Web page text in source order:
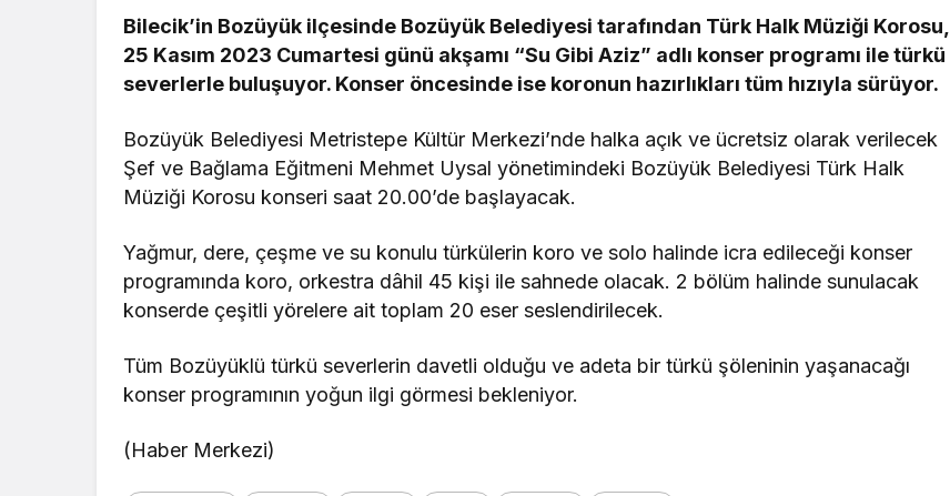
Bilecik’in Bozüyük ilçesinde Bozüyük Belediyesi tarafından Türk Halk Müziği Korosu,
25 Kasım 2023 Cumartesi günü akşamı “Su Gibi Aziz” adlı konser programı ile türkü
severlerle buluşuyor. Konser öncesinde ise koronun hazırlıkları tüm hızıyla sürüyor.
Bozüyük Belediyesi Metristepe Kültür Merkezi’nde halka açık ve ücretsiz olarak verilecek
Şef ve Bağlama Eğitmeni Mehmet Uysal yönetimindeki Bozüyük Belediyesi Türk Halk
Müziği Korosu konseri saat 20.00’de başlayacak.
Yağmur, dere, çeşme ve su konulu türkülerin koro ve solo halinde icra edileceği konser
programında koro, orkestra dâhil 45 kişi ile sahnede olacak. 2 bölüm halinde sunulacak
konserde çeşitli yörelere ait toplam 20 eser seslendirilecek.
Tüm Bozüyüklü türkü severlerin davetli olduğu ve adeta bir türkü şöleninin yaşanacağı
konser programının yoğun ilgi görmesi bekleniyor.
(Haber Merkezi)